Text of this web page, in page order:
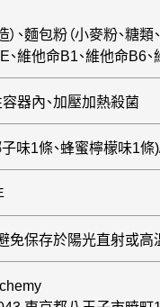
、麵包粉（小麥粉、糖類
維他命B1、維他命B6、
器內、加壓加熱殺菌
味1條、蜂蜜檸檬味1條
免保存於陽光直射或